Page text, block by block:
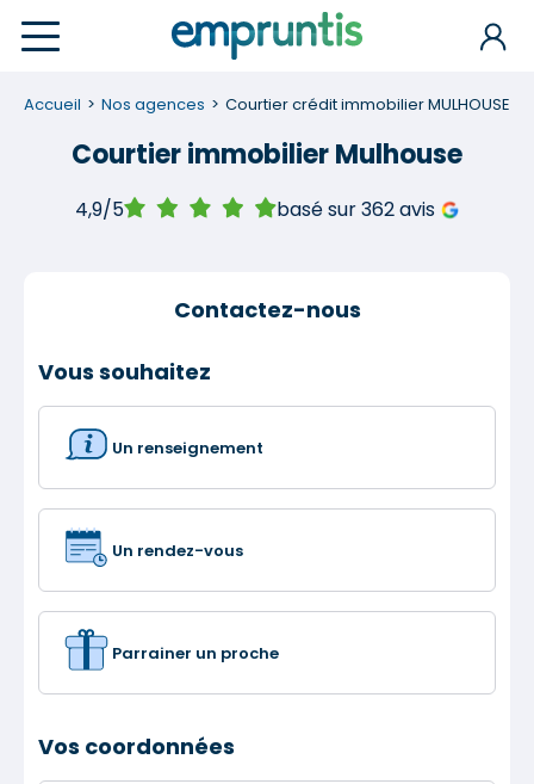
Accueil Nos agences Courtier crédit immobilier MULHOUSE
Courtier immobilier Mulhouse
4,9/5 basé sur 362 avis
Contactez-nous
Vous souhaitez
Un renseignement
Un rendez-vous
Parrainer un proche
Vos coordonnées